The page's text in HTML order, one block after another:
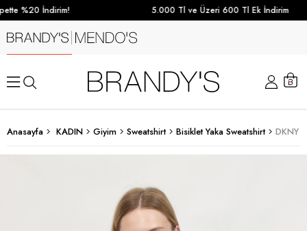
%20 İndirim! 5.000 Tl ve Üzeri 600 Tl Ek İndirim
Anasayfa KADIN Giyim Sweatshirt Bisiklet Yaka Sweatshirt DKNY